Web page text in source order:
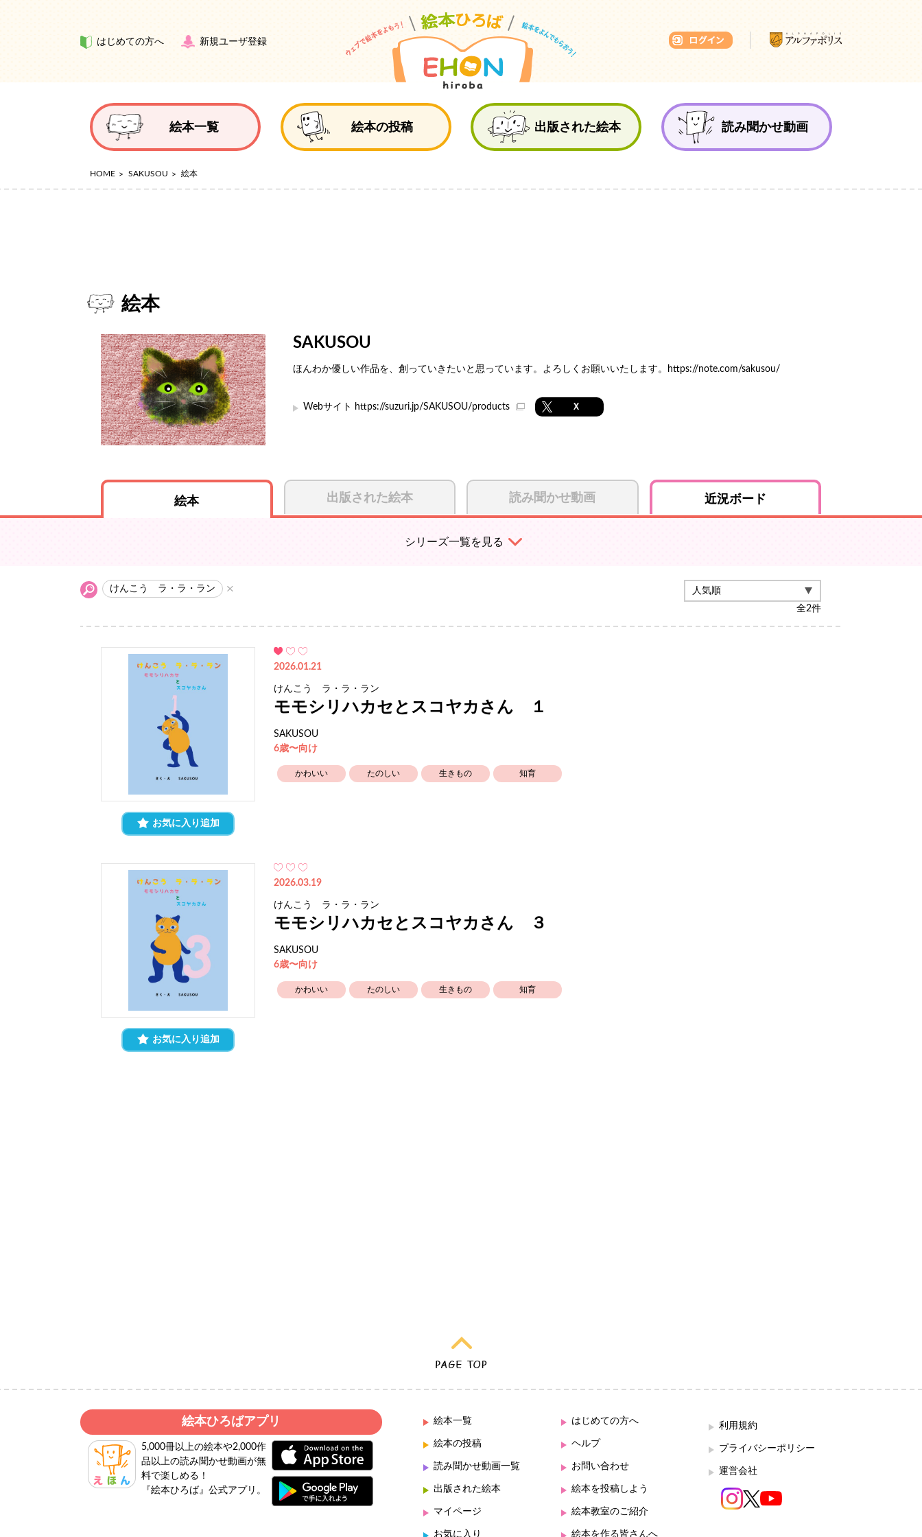
はじめての方へ 新規ユーザ登録
絵本一覧 絵本の投稿 出版された絵本 読み聞かせ動画
HOME SAKUSOU 絵本
絵本
SAKUSOU
ほんわか優しい作品を、創っていきたいと思っています。よろしくお願いいたします。https://note.com/sakusou/
Webサイト https://suzuri.jp/SAKUSOU/products X
絵本 出版された絵本 読み聞かせ動画 近況ボード
シリーズ一覧を見る
けんこう ラ・ラ・ラン
全2件
お気に入り追加
2026.01.21
けんこう ラ・ラ・ラン
モモシリハカセとスコヤカさん １
SAKUSOU
6歳〜向け
かわいい たのしい 生きもの 知育
お気に入り追加
2026.03.19
けんこう ラ・ラ・ラン
モモシリハカセとスコヤカさん ３
SAKUSOU
6歳〜向け
かわいい たのしい 生きもの 知育
絵本ひろばアプリ
5,000冊以上の絵本や2,000作
品以上の読み聞かせ動画が無
料で楽しめる！
『絵本ひろば』公式アプリ。
絵本一覧
絵本の投稿
読み聞かせ動画一覧
出版された絵本
マイページ
お気に入り
はじめての方へ
ヘルプ
お問い合わせ
絵本を投稿しよう
絵本教室のご紹介
絵本を作る皆さんへ
利用規約
プライバシーポリシー
運営会社